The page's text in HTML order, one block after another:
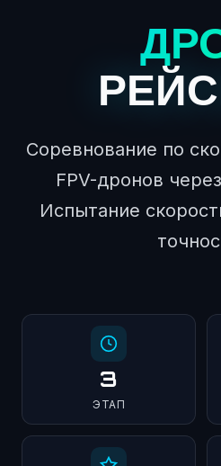
Соревнование по
FPV-дронов
Испытание
3
ЭТАП